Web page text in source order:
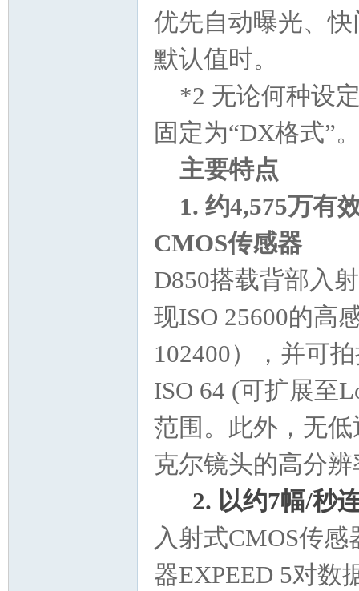
优先自动曝光、
默认值时。
*2 无论何种设
固定为“DX格式”
主要特点
1. 约4,575万有
CMOS传感器
D850搭载背部入
现ISO 25600的高
102400），并可
ISO 64 (可扩展至
范围。此外，无
克尔镜头的高分
2. 以约7幅/秒
入射式CMOS传
器EXPEED 5对数